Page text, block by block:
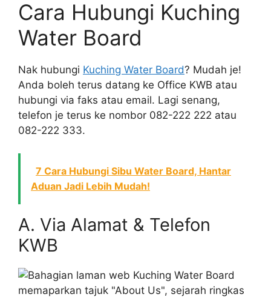
Cara Hubungi Kuching
Water Board
Nak hubungi Kuching Water Board? Mudah je!
Anda boleh terus datang ke Office KWB atau
hubungi via faks atau email. Lagi senang,
telefon je terus ke nombor 082-222 222 atau
082-222 333.
7 Cara Hubungi Sibu Water Board, Hantar
Aduan Jadi Lebih Mudah!
A. Via Alamat & Telefon
KWB